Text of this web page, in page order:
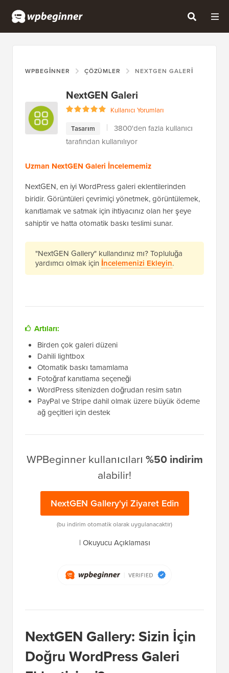
WPBEGINNER ÇÖZÜMLER NEXTGEN GALERI
NextGEN Galeri
Kullanıcı Yorumları
Tasarım
3800'den fazla kullanıcı
tarafından kullanılıyor
Uzman NextGEN Galeri İncelememiz
NextGEN, en iyi WordPress galeri eklentilerinden
biridir. Görüntüleri çevrimiçi yönetmek, görüntülemek,
kanıtlamak ve satmak için ihtiyacınız olan her şeye
sahiptir ve hatta otomatik baskı teslimi sunar.
"NextGEN Gallery" kullandınız mı? Topluluğa
yardımcı olmak için İncelemenizi Ekleyin.
Artıları:
Birden çok galeri düzeni
Dahili lightbox
Otomatik baskı tamamlama
Fotoğraf kanıtlama seçeneği
WordPress sitenizden doğrudan resim satın
PayPal ve Stripe dahil olmak üzere büyük ödeme
ağ geçitleri için destek
WPBeginner kullanıcıları %50 indirim
alabilir!
NextGEN Gallery'yi Ziyaret Edin
(bu indirim otomatik olarak uygulanacaktır)
| Okuyucu Açıklaması
NextGEN Gallery: Sizin İçin
Doğru WordPress Galeri